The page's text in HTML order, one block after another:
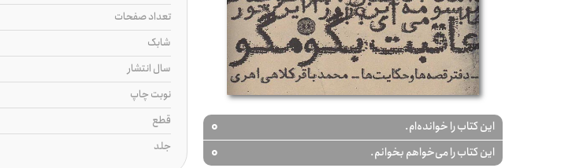
این کتاب را خوانده‌ام. 0
این کتاب را می‌خواهم بخوانم. 0
تعداد صفحات
شابک
سال انتشار
نوبت چاپ
قطع
جلد